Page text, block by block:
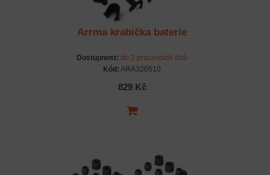
Arrma krabička baterie
Dostupnost: do 2 pracovních dnů
Kód: ARA320510
829 Kč